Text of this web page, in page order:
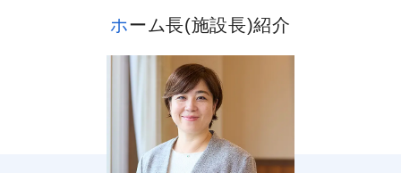
ホーム長(施設長)紹介